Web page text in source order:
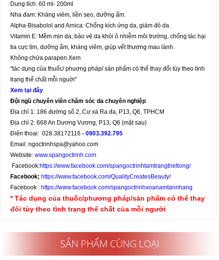
Dung tích: 60 ml- 200ml
Nha đam: Kháng viêm, liền sẹo, dưỡng ẩm.
Alpha-Bisabolol and Arnica: Chống kích ứng da, giảm đỏ da.
Vitamin E: Mềm mịn da, bảo vệ da khỏi ô nhiễm môi trường, chống tác hại
tia cực tím, dưỡng ẩm, kháng viêm, giúp vết thương mau lành.
Không chứa parapen.Xem
"tác dụng của thuốc/ phuơng pháp/ sản phẩm có thể thay đổi tùy theo tình
trạng thể chất mỗi nguời"
Xem tại đây
Đội ngũ chuyên viên chăm sóc da chuyên nghiệp
Địa chỉ 1: 186 đường số 2, Cư xá Ra đa, P13, Q6, TPHCM
Địa chỉ 2: 668 An Dương Vương, P13, Q6 (mặt sau)
Điện thoại: 028.38172116 - 0903.392.795
Email: ngoctrinhspa@yahoo.com
Website: www.spangoctrinh.com
Facebook:https://www.facebook.com/spangoctrinhtamtrangtrietlong/
Facebook; https://www.facebook.com/QualityCreatesBeauty/
Facebook : https://www.facebook.com/spangoctrinhxoanamtannhang
* Tác dụng của thuốc/phương pháp/sản phẩm có thể thay
đổi tùy theo tình trạng thể chất của mỗi người
SẢN PHẨM CÙNG LOẠI